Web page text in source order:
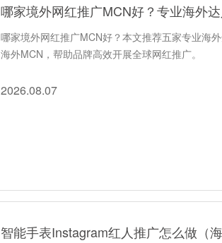
哪家境外网红推广MCN好？专业海外
哪家境外网红推广MCN好？本文推荐五家专业海
海外MCN，帮助品牌高效开展全球网红推广。
2026.08.07
智能手表Instagram红人推广怎么做（